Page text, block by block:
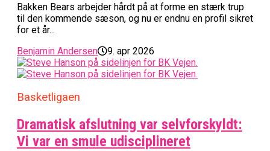
Bakken Bears arbejder hårdt på at forme en stærk trup
til den kommende sæson, og nu er endnu en profil sikret
for et år...
Benjamin Andersen
9. apr 2026
Basketligaen
Dramatisk afslutning var selvforskyldt:
Vi var en smule udisciplineret